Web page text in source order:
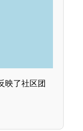
映了社区团